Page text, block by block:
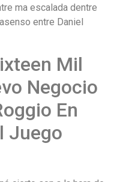
ma escalada dentre
entre Daniel
Mil
Negocio
En
Juego